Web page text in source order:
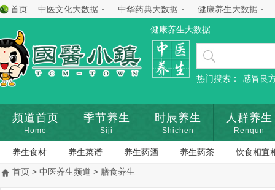
首页 中医文化大数据 中华药典大数据 健康养生大数据
健康养生大数据
热门搜索： 感冒良
频道首页
Home
季节养生
Siji
时辰养生
Shichen
人群养生
Renqun
养生食材 养生菜谱 养生药酒 养生药茶
饮食相宜
首页 > 中医养生频道 > 膳食养生